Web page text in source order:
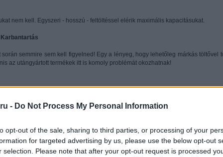
- Do Not Process My Personal Information
opt-out of the sale, sharing to third parties, or processing of your
for targeted advertising by us, please use the below opt-out
selection. Please note that after your opt-out request is processed
nem kell. Egyszeri - hosszú - feltöltéssel elérik maximális kapacitásukat.
semmire sem kell figyelned! Egy a lényeg, hogy lehetőleg márkás töltővel
az utángyártott termékek itt is komoly problémát okozhatnak!
és akár 50 %-on is leveheted a töltőről, megszakítva a töltés
Majd, mintha mi sem történt volna, visszadugod a töltőre, és megy az energia az
szükségtelen, felesleges. Mély kisütésük nem lehetséges, az akkuba épített